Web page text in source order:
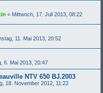
« Mittwoch, 17. Juli 2013, 08:22
11. Mai 2013, 20:52
6. Mai 2013, 20:47
NTV 650 BJ.2003
18. November 2012, 11:22